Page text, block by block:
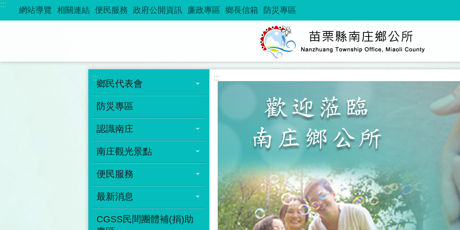
跳到主要內容區塊
:::
網站導覽 相關連結 便民服務 政府公開資訊 廉政專區 鄉長信箱 防災專區
:::
鄉民代表會
防災專區
認識南庄
南庄觀光景點
便民服務
最新消息
CGSS民間團體補(捐)助
:::